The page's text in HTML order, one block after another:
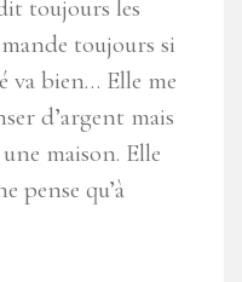
toujours les
toujours si
va bien… Elle me
d’argent mais
maison. Elle
pense qu’à